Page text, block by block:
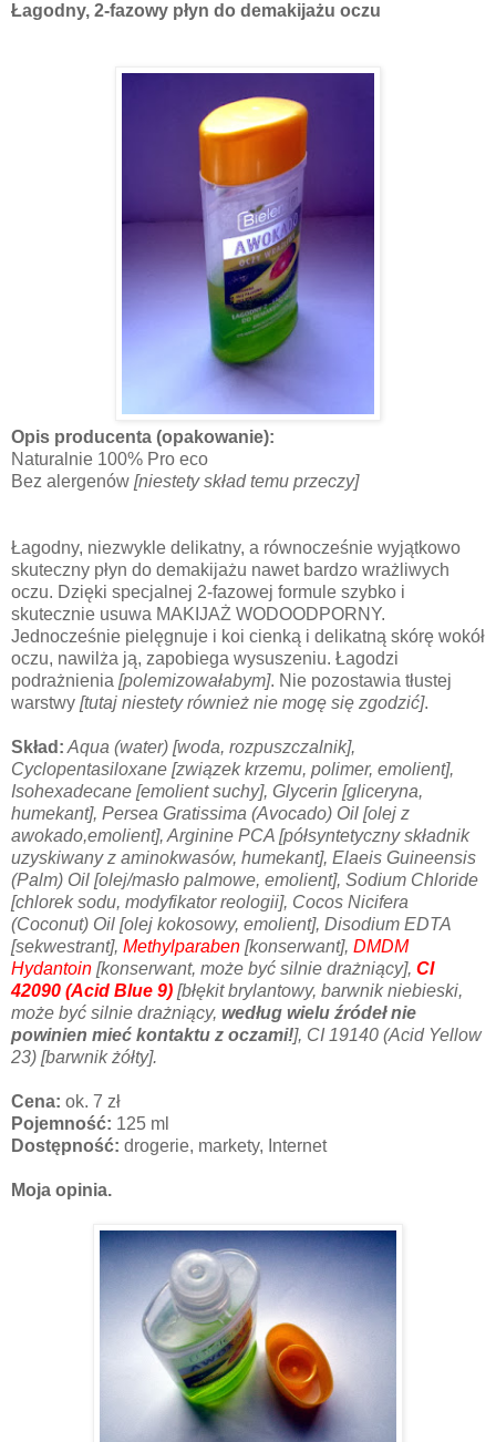
Łagodny, 2-fazowy płyn do demakijażu oczu
Opis producenta (opakowanie):
Naturalnie 100% Pro eco
Bez alergenów [niestety skład temu przeczy]
Łagodny, niezwykle delikatny, a równocześnie wyjątkowo
skuteczny płyn do demakijażu nawet bardzo wrażliwych
oczu. Dzięki specjalnej 2-fazowej formule szybko i
skutecznie usuwa MAKIJAŻ WODOODPORNY.
Jednocześnie pielęgnuje i koi cienką i delikatną skórę wokół
oczu, nawilża ją, zapobiega wysuszeniu. Łagodzi
podrażnienia [polemizowałabym]. Nie pozostawia tłustej
warstwy [tutaj niestety również nie mogę się zgodzić].
Skład: Aqua (water) [woda, rozpuszczalnik],
Cyclopentasiloxane [związek krzemu, polimer, emolient],
Isohexadecane [emolient suchy], Glycerin [gliceryna,
humekant], Persea Gratissima (Avocado) Oil [olej z
awokado,emolient], Arginine PCA [półsyntetyczny składnik
uzyskiwany z aminokwasów, humekant], Elaeis Guineensis
(Palm) Oil [olej/masło palmowe, emolient], Sodium Chloride
[chlorek sodu, modyfikator reologii], Cocos Nicifera
(Coconut) Oil [olej kokosowy, emolient], Disodium EDTA
[sekwestrant], Methylparaben [konserwant], DMDM
Hydantoin [konserwant, może być silnie drażniący], CI
42090 (Acid Blue 9) [błękit brylantowy, barwnik niebieski,
może być silnie drażniący, według wielu źródeł nie
powinien mieć kontaktu z oczami!], CI 19140 (Acid Yellow
23) [barwnik żółty].
Cena: ok. 7 zł
Pojemność: 125 ml
Dostępność: drogerie, markety, Internet
Moja opinia.